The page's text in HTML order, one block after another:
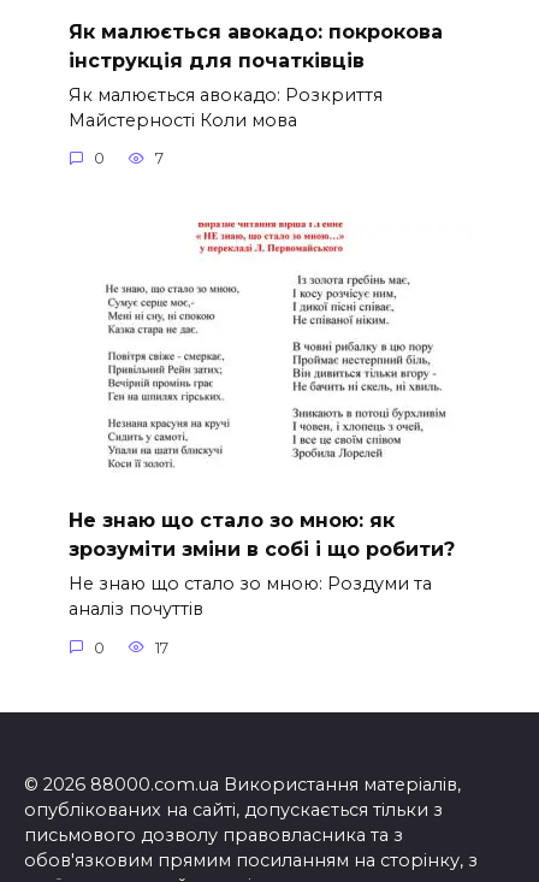
Як малюється авокадо: покрокова
інструкція для початківців
Як малюється авокадо: Розкриття
Майстерності Коли мова
0 7
Не знаю що стало зо мною: як
зрозуміти зміни в собі і що робити?
Не знаю що стало зо мною: Роздуми та
аналіз почуттів
0 17
© 2026 88000.com.ua Використання матеріалів,
опублікованих на сайті, допускається тільки з
письмового дозволу правовласника та з
обов'язковим прямим посиланням на сторінку, з